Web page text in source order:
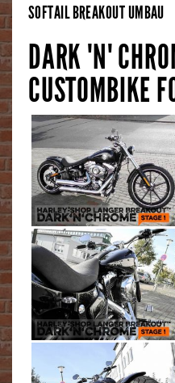
SOFTAIL BREAKOUT UMBAU
DARK 'N'
CUSTOMBIKE